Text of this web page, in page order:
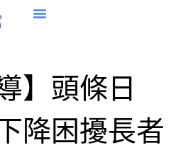
】頭條日
降困擾長者